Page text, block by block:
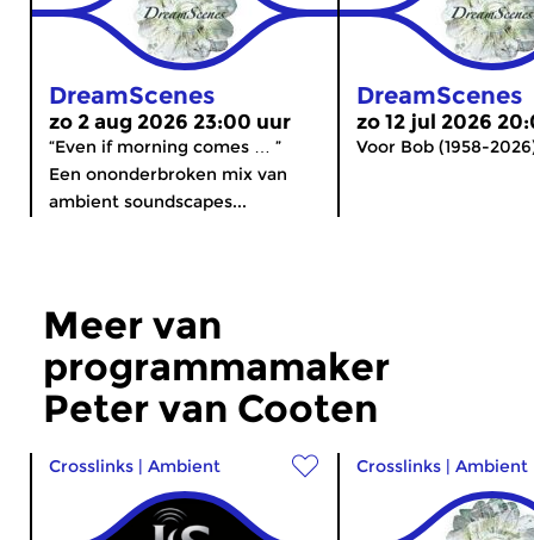
DreamScenes
zo 2 aug 2026 23:00 uur
“Even if morning comes … ”
Een ononderbroken mix van
ambient soundscapes...
DreamScenes
zo 12 jul 2026
Voor Bob (1958-
Meer van
programmamaker
Peter van Cooten
Crosslinks | Ambient Crosslinks | Ambient